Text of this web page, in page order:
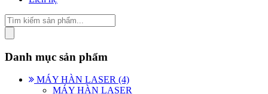
Danh mục sản phẩm
MÁY HÀN LASER (4)
MÁY HÀN LASER